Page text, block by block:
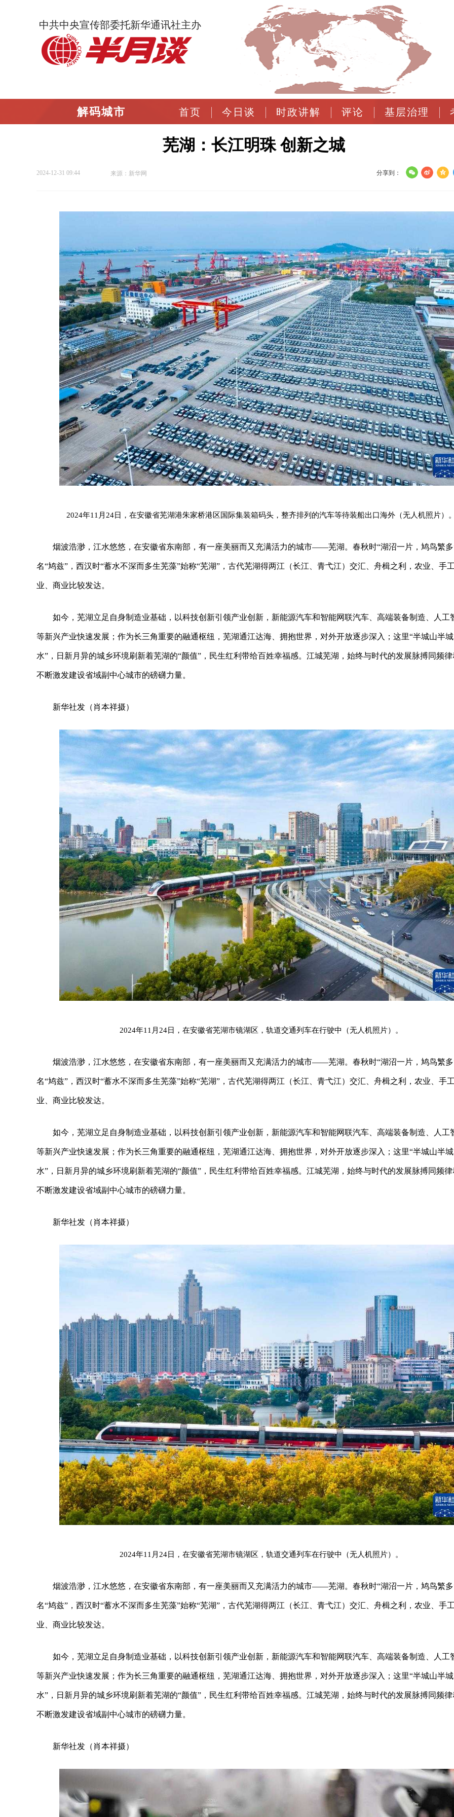
中共中央宣传部委托新华通讯社主办
解码城市 首页 今日谈 时政讲解 评论 基层治理
芜湖：长江明珠 创新之城
2024-12-31 09:44 来源：新华网 分享到：
2024年11月24日，在安徽省芜湖港朱家桥港区国际集装箱码头，整齐排列的汽车等待装船出口海外（无人机照片）
烟波浩渺，江水悠悠，在安徽省东南部，有一座美丽而又充满活力的城市——芜湖。春秋时“湖沼一片，鸠鸟繁多
名“鸠兹”，西汉时“蓄水不深而多生芜藻”始称“芜湖”，古代芜湖得两江（长江、青弋江）交汇、舟楫之利，农业、手
业、商业比较发达。
如今，芜湖立足自身制造业基础，以科技创新引领产业创新，新能源汽车和智能网联汽车、高端装备制造、人工
等新兴产业快速发展；作为长三角重要的融通枢纽，芜湖通江达海、拥抱世界，对外开放逐步深入；这里“半城山半城
水”，日新月异的城乡环境刷新着芜湖的“颜值”，民生红利带给百姓幸福感。江城芜湖，始终与时代的发展脉搏同频
不断激发建设省域副中心城市的磅礴力量。
新华社发（肖本祥摄）
2024年11月24日，在安徽省芜湖市镜湖区，轨道交通列车在行驶中（无人机照片）。
烟波浩渺，江水悠悠，在安徽省东南部，有一座美丽而又充满活力的城市——芜湖。春秋时“湖沼一片，鸠鸟繁多
名“鸠兹”，西汉时“蓄水不深而多生芜藻”始称“芜湖”，古代芜湖得两江（长江、青弋江）交汇、舟楫之利，农业、手
业、商业比较发达。
如今，芜湖立足自身制造业基础，以科技创新引领产业创新，新能源汽车和智能网联汽车、高端装备制造、人工
等新兴产业快速发展；作为长三角重要的融通枢纽，芜湖通江达海、拥抱世界，对外开放逐步深入；这里“半城山半城
水”，日新月异的城乡环境刷新着芜湖的“颜值”，民生红利带给百姓幸福感。江城芜湖，始终与时代的发展脉搏同频
不断激发建设省域副中心城市的磅礴力量。
新华社发（肖本祥摄）
2024年11月24日，在安徽省芜湖市镜湖区，轨道交通列车在行驶中（无人机照片）。
烟波浩渺，江水悠悠，在安徽省东南部，有一座美丽而又充满活力的城市——芜湖。春秋时“湖沼一片，鸠鸟繁多
名“鸠兹”，西汉时“蓄水不深而多生芜藻”始称“芜湖”，古代芜湖得两江（长江、青弋江）交汇、舟楫之利，农业、手
业、商业比较发达。
如今，芜湖立足自身制造业基础，以科技创新引领产业创新，新能源汽车和智能网联汽车、高端装备制造、人工
等新兴产业快速发展；作为长三角重要的融通枢纽，芜湖通江达海、拥抱世界，对外开放逐步深入；这里“半城山半城
水”，日新月异的城乡环境刷新着芜湖的“颜值”，民生红利带给百姓幸福感。江城芜湖，始终与时代的发展脉搏同频
不断激发建设省域副中心城市的磅礴力量。
新华社发（肖本祥摄）